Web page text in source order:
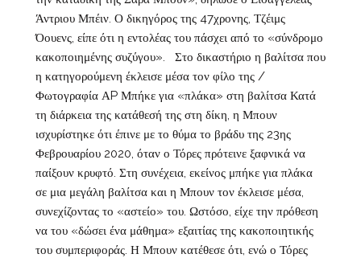
Άντριου Μπέιν. Ο δικηγόρος της 47χρονης, Τζέιμς
Όουενς, είπε ότι η εντολέας του πάσχει από το «σύνδρομο
κακοποιημένης συζύγου». Στο δικαστήριο η βαλίτσα που
η κατηγορούμενη έκλεισε μέσα τον φίλο της /
Φωτογραφία ΑP Μπήκε για «πλάκα» στη βαλίτσα Κατά
τη διάρκεια της κατάθεσή της στη δίκη, η Μπουν
ισχυρίστηκε ότι έπινε με το θύμα το βράδυ της 23ης
Φεβρουαρίου 2020, όταν ο Τόρες πρότεινε ξαφνικά να
παίξουν κρυφτό. Στη συνέχεια, εκείνος μπήκε για πλάκα
σε μια μεγάλη βαλίτσα και η Μπουν τον έκλεισε μέσα,
συνεχίζοντας το «αστείο» του. Ωστόσο, είχε την πρόθεση
να του «δώσει ένα μάθημα» εξαιτίας της κακοποιητικής
του συμπεριφοράς. Η Μπουν κατέθεσε ότι, ενώ ο Τόρες